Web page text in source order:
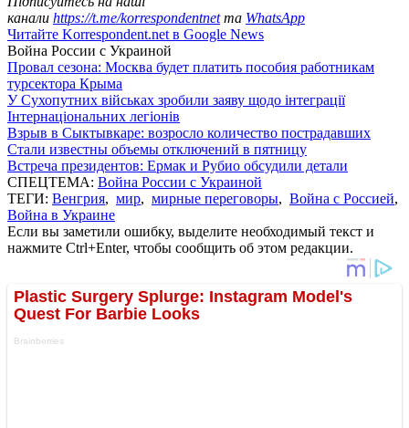
канали https://t.me/korrespondentnetта WhatsApp
Читайте Korrespondent.net в Google News
Война России с Украиной
Провал сезона: Москва будет платить пособия работникам
турсектора Крыма
У Сухопутних військах зробили заяву щодо інтеграції
Інтернаціональних легіонів
Взрыв в Сыктывкаре: возросло количество пострадавших
Стали известны объемы отключений в пятницу
Встреча президентов: Ермак и Рубио обсудили детали
СПЕЦТЕМА: Война России с Украиной
ТЕГИ: Венгрия, мир, мирные переговоры, Война с Россией,
Война в Украине
Если вы заметили ошибку, выделите необходимый текст и
нажмите Ctrl+Enter, чтобы сообщить об этом редакции.